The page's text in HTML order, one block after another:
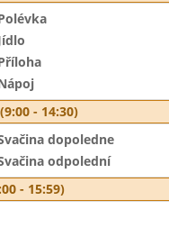
- 14:30)
dopoledne
odpolední
- 15:59)